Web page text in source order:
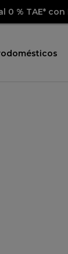
0 % TAE*